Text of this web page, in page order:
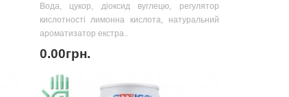
Вода, цукор, діоксид вуглецю, регулятор
кислотності лимонна кислота, натуральний
ароматизатор екстра..
0.00грн.